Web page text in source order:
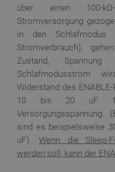
über einen 100-
Stromversorgung
in den Schlafmodus
Stromverbrauch),
Zustand,
Schlafmodusstrom
Widerstand des
10 bis 20 uF
Versorgungsspannung.
sind es beispielsweise
uF). Wenn die Sleep-
werden soll, kann der